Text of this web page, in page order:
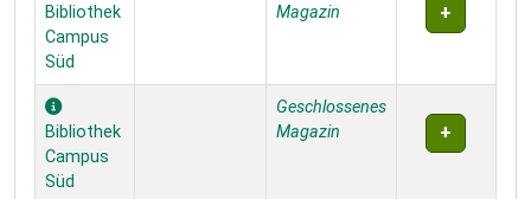
Bibliothek
Campus
Süd
Magazin
Bibliothek
Campus
Süd
Geschlossenes
Magazin